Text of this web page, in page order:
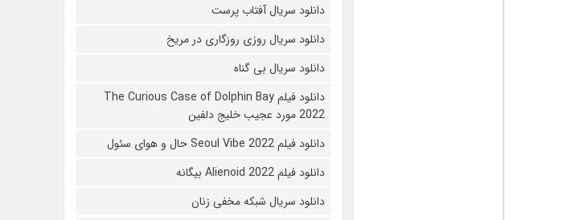
دانلود سریال آفتاب پرست
دانلود سریال روزی روزگاری در مریخ
دانلود سریال بی گناه
دانلود فیلم The Curious Case of Dolphin Bay
2022 مورد عجیب خلیج دلفین
دانلود فیلم Seoul Vibe 2022 حال و هوای سئول
دانلود فیلم Alienoid 2022 بیگانه
دانلود سریال شبکه مخفی زنان